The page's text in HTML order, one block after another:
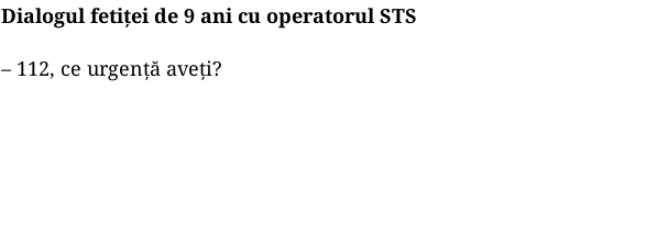
Dialogul fetiței de 9 ani cu operatorul STS
– 112, ce urgență aveți?